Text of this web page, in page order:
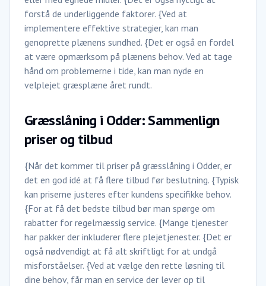
forstå de underliggende faktorer. {Ved at
implementere effektive strategier, kan man
genoprette plænens sundhed. {Det er også en fordel
at være opmærksom på plænens behov. Ved at tage
hånd om problemerne i tide, kan man nyde en
velplejet græsplæne året rundt.
Græsslåning i Odder: Sammenlign
priser og tilbud
{Når det kommer til priser på græsslåning i Odder, er
det en god idé at få flere tilbud før beslutning. {Typisk
kan priserne justeres efter kundens specifikke behov.
{For at få det bedste tilbud bør man spørge om
rabatter for regelmæssig service. {Mange tjenester
har pakker der inkluderer flere plejetjenester. {Det er
også nødvendigt at få alt skriftligt for at undgå
misforståelser. {Ved at vælge den rette løsning til
dine behov, får man en service der lever op til